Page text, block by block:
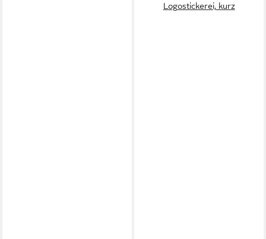
Logostickerei, kurz